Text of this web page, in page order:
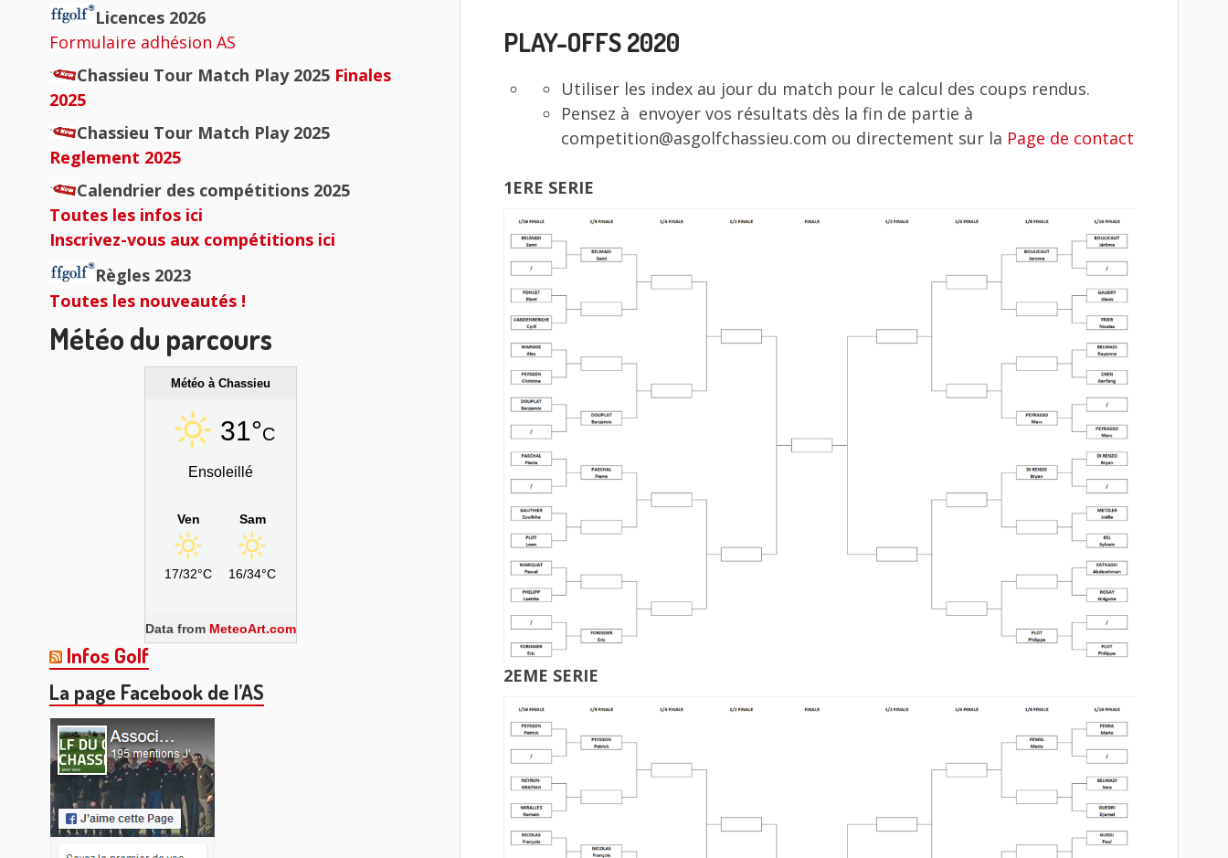
PLAY-OFFS 2020
Utiliser les index au jour du match pour le calcul des coups rendus.
Pensez à envoyer vos résultats dès la fin de partie à
competition@asgolfchassieu.com ou directement sur la Page de contact
1ERE SERIE
2EME SERIE
principale
Licences 2026
Formulaire adhésion AS
Chassieu Tour Match Play 2025 Finales
2025
Chassieu Tour Match Play 2025
Reglement 2025
Calendrier des compétitions 2025
Toutes les infos ici
Inscrivez-vous aux compétitions ici
Règles 2023
Toutes les nouveautés !
Météo du parcours
Météo à Chassieu
31°C
Ensoleillé
Ven
17/32°C
Sam
16/34°C
Data from MeteoArt.com
Infos Golf
La page Facebook de l’AS